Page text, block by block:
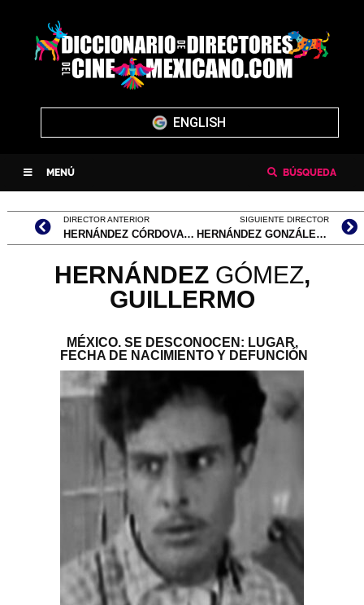
ENGLISH
MENÚ BÚSQUEDA
DIRECTOR ANTERIOR
HERNÁNDEZ CÓRDOVA, ROMÁN
SIGUIENTE DIRECTOR
HERNÁNDEZ GONZÁLEZ, JOSE ANTONIO
HERNÁNDEZGÓMEZ,
GUILLERMO
MÉXICO. SE DESCONOCEN: LUGAR,
FECHA DE NACIMIENTO Y DEFUNCIÓN